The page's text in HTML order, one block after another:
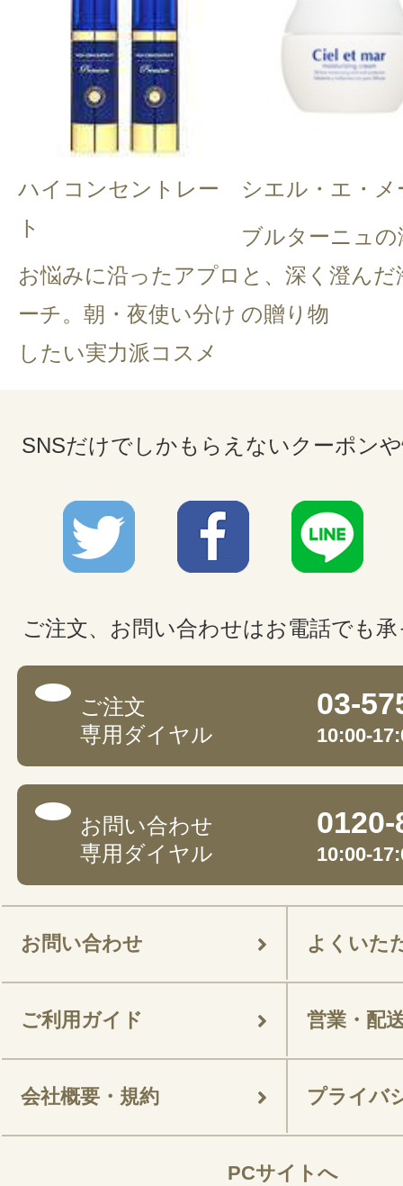
ハイコンセントレー
ト
お悩みに沿ったアプロ
ーチ。朝・夜使い分け
したい実力派コスメ
シエル・エ・メ
ブルターニュの
と、深く澄んだ
の贈り物
SNSだけでしかもらえないクーポン
ご注文、お問い合わせはお電話でも
ご注文
専用ダイヤル
03-
10:00-
お問い合わせ
専用ダイヤル
10:00-
お問い合わせ よくいた
ご利用ガイド 営業・配
会社概要・規約 プライバ
PCサイトへ